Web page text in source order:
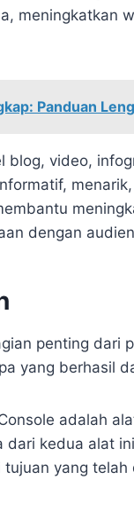
meningkatkan
Panduan
blog, video,
dengan
penting dari
yang berhasil
adalah
dari kedua alat
yang telah